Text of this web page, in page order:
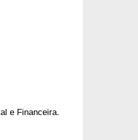
e Financeira.